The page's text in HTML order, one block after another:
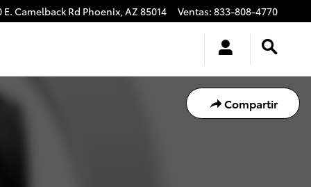
E. Camelback Rd Phoenix, AZ 85014 Ventas: 833-808-4770
Compartir